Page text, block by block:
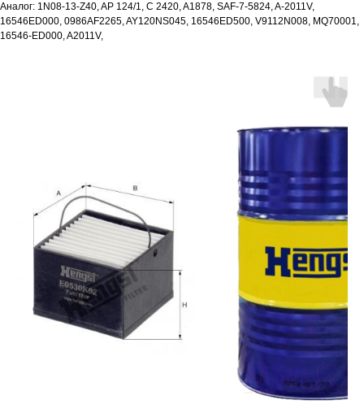
Аналог: 1N08-13-Z40, AP 124/1, C 2420, A1878, SAF-7-5824, A-2011V,
16546ED000, 0986AF2265, AY120NS045, 16546ED500, V9112N008, MQ70001,
16546-ED000, A2011V,